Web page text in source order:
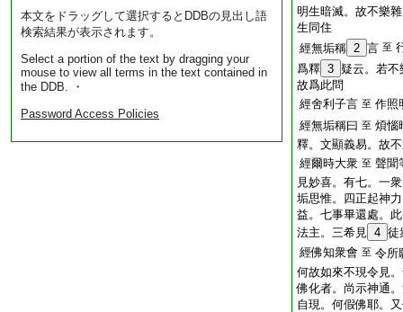
本文をドラッグして選択するとDDBの見出し語
検索結果が表示されます。
Select a portion of the text by dragging your
mouse to view all terms in the text contained in
the DDB. ・
Password Access Policies
明生暗滅。故不樂
生同住
經無垢稱 2 言 至
爲釋 3 疑云。若
故爲此問
經舍利子言 至 作照
經無垢稱曰 至 煩惱
釋。文顯義易。故
經爾時大衆 至 聲聞
見妙喜。有七。一
垢思惟。四正起神
益。七事畢還處。
法主。三希見 4 徒
經佛知衆會 至 令所
何故如來不現令見
佛化者。尚示神通
自現。何假佛耶。